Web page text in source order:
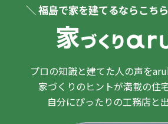
＼ 福島で家を建てるならこち
プロの知識と建てた人の声を
家づくりのヒントが満載の住
自分にぴったりの工務店と